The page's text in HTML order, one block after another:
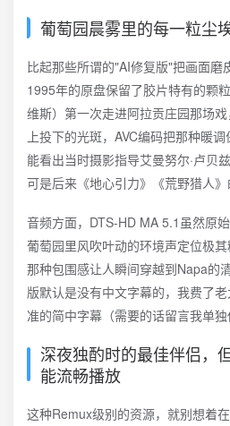
葡萄园晨雾里的每一粒尘
比起那些所谓的"AI修复版"把画面磨
1995年的原盘保留了胶片特有的颗
维斯）第一次走进阿拉贡庄园那场
上投下的光斑，AVC编码把那种暖
能看出当时摄影指导艾曼努尔·卢
可是后来《地心引力》《荒野猎人》
音频方面，DTS-HD MA 5.1虽然原
葡萄园里风吹叶动的环境声定位极其
那种包围感让人瞬间穿越到Napa的
版默认是没有中文字幕的，我费了
准的简中字幕（需要的话留言我单独
深夜独酌时的最佳伴侣，
能流畅播放
这种Remux级别的资源，就别想着